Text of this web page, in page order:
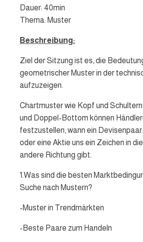
Dauer: 40min
Thema: Muster
Beschreibung:
Ziel der Sitzung ist es, die
geometrischer Muster in der
aufzuzeigen.
Chartmuster wie Kopf und
und Doppel-Bottom können
festzustellen, wann ein
oder eine Aktie uns ein Zeichen in
andere Richtung gibt.
1.Was sind die besten
Suche nach Mustern?
-Muster in Trendmärkten
-Beste Paare zum Handeln